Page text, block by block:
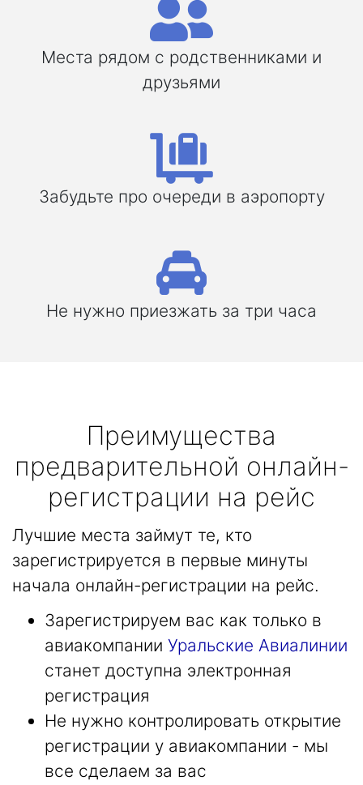
Места рядом с родственниками и
друзьями
Забудьте про очереди в аэропорту
Не нужно приезжать за три часа
Преимущества
предварительной онлайн-
регистрации на рейс
Лучшие места займут те, кто
зарегистрируется в первые минуты
начала онлайн-регистрации на рейс.
Зарегистрируем вас как только в
авиакомпании Уральские Авиалинии
станет доступна электронная
регистрация
Не нужно контролировать открытие
регистрации у авиакомпании - мы
все сделаем за вас